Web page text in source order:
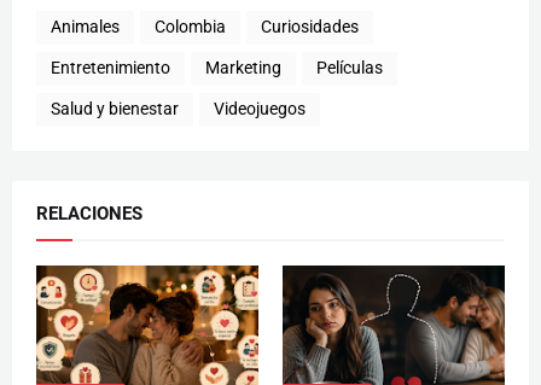
Animales Colombia Curiosidades
Entretenimiento Marketing Películas
Salud y bienestar Videojuegos
RELACIONES